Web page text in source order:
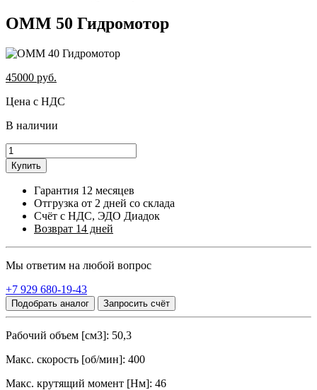
OMM 50 Гидромотор
45000 руб.
Цена с НДС
В наличии
Купить
Гарантия 12 месяцев
Отгрузка от 2 дней со склада
Счёт с НДС, ЭДО Диадок
Возврат 14 дней
Мы ответим на любой вопрос
+7 929 680-19-43
Подобрать аналог Запросить счёт
Рабочий объем [см3]: 50,3
Макс. скорость [об/мин]: 400
Макс. крутящий момент [Нм]: 46